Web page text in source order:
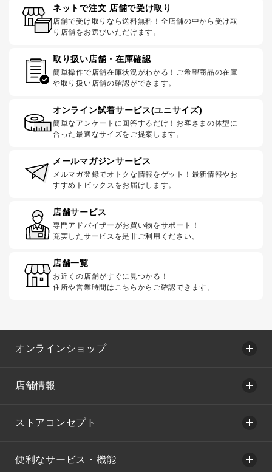
ネットで注文 店舗で受け取り
店舗で受け取りなら送料無料！全店舗の中から受け取
り店舗をお選びいただけます。
取り扱い店舗・在庫確認
簡単操作で店舗在庫状況がわかる！ご希望商品の在庫
や取り扱い店舗の確認ができます。
オンライン試着サービス(ユニサイズ)
簡単なアンケートに回答するだけ！お客さまの体型に
合った最適なサイズをご提案します。
メールマガジンサービス
メルマガ登録でオトクな情報をゲット！最新情報やお
すすめトピックスをお届けします。
店舗サービス
専門アドバイザーがお買い物をサポート！
充実したサービスを是非ご利用ください。
店舗一覧
お近くの店舗がすぐに見つかる！
住所や営業時間はこちらからご確認できます。
オンラインショップ
店舗情報
ストアコンセプト
便利なサービス・機能